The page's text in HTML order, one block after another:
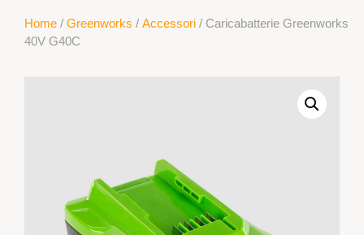
Home / Greenworks / Accessori / Caricabatterie Greenworks
40V G40C